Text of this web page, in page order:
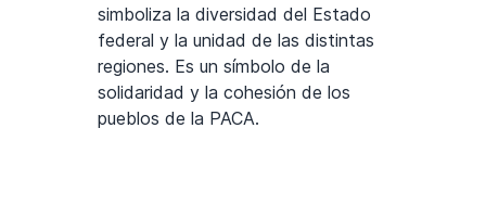
simboliza la diversidad del Estado
federal y la unidad de las distintas
regiones. Es un símbolo de la
solidaridad y la cohesión de los
pueblos de la PACA.